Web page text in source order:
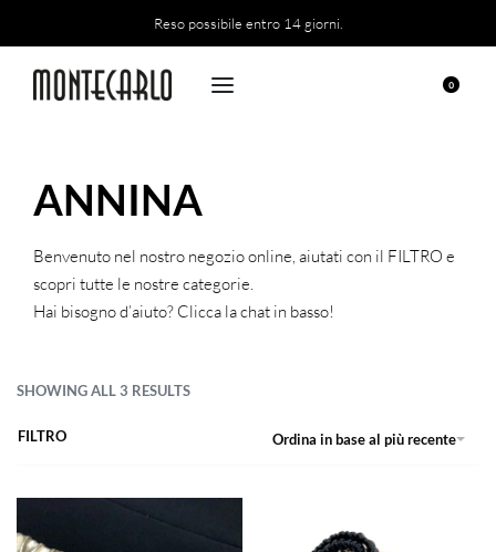
Reso possibile entro 14 giorni.
0
ANNINA
Benvenuto nel nostro negozio online, aiutati con il FILTRO e
scopri tutte le nostre categorie.
Hai bisogno d’aiuto? Clicca la chat in basso!
SHOWING ALL 3 RESULTS
Ordina in base al più recente
FILTRO